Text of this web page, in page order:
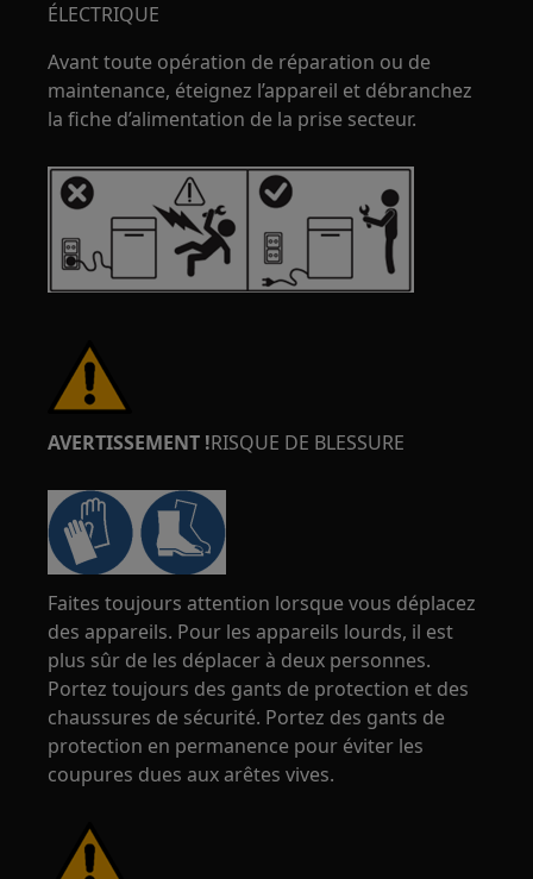
ÉLECTRIQUE
Avant toute opération de réparation ou de
maintenance, éteignez l’appareil et débranchez
la fiche d’alimentation de la prise secteur.
AVERTISSEMENT !RISQUE DE BLESSURE
Faites toujours attention lorsque vous déplacez
des appareils. Pour les appareils lourds, il est
plus sûr de les déplacer à deux personnes.
Portez toujours des gants de protection et des
chaussures de sécurité. Portez des gants de
protection en permanence pour éviter les
coupures dues aux arêtes vives.